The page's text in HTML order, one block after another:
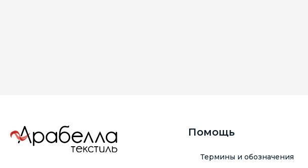
Помощь
Термины и обозначения